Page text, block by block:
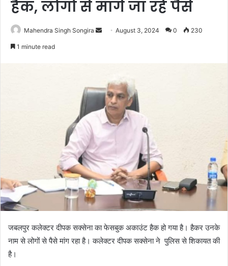
हैक, लोगों से मांगे जा रहे पैसे
Mahendra Singh Songira
Send August 3, 2024 0 230
1 minute read
जबलपुर कलेक्टर दीपक सक्सेना का फेसबुक अकाउंट हैक हो गया है। हैकर उनके
नाम से लोगों से पैसे मांग रहा है। कलेक्टर दीपक सक्सेना ने पुलिस से शिकायत की
है।